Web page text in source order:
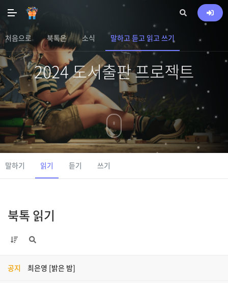
처음으로 북톡은 소식 말하고 듣고 읽고 쓰기
2024 도서출판 프로젝트
말하기 읽기 듣기 쓰기
북톡 읽기
공지 최은영 [밝은 밤]